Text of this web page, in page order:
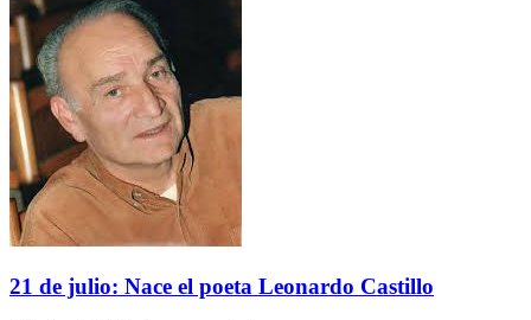
21 de julio: Nace el poeta Leonardo Castillo